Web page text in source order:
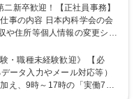
や住所等個人情報の変更シス
来的には、各種委員会の運
管理・データ
情報のシステム登録・更新
【問い合わせ対応】 ・会員
・職種未経験歓迎》 【必
ータ入力やメール対応等）